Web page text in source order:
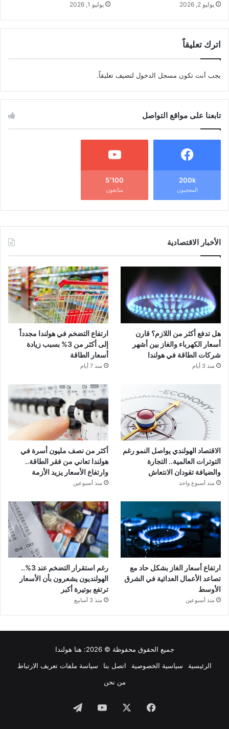
يوليو 2, 2026 يوليو 1, 2026
اترك تعليقاً
يجب أنت تكون مسجل الدخول لتضيف تعليقاً.
تابعنا على مواقع التواصل
200k
المعجبون
5٬100
متابعون
الأخبار الاقتصادية
هل تدفع أكثر من اللازم؟ قارن
أسعار الكهرباء والغاز بين أشهر
شركات الطاقة في هولندا
منذ 3 أيام
ارتفاع التضخم في هولندا مجدداً
إلى أكثر من 3% بسبب زيادة
أسعار الطاقة
منذ 7 أيام
الاقتصاد الهولندي يواصل النمو رغم
التوترات العالمية.. التجارة
والضيافة تقودان الانتعاش
منذ أسبوع واحد
أكثر من نصف مليون أسرة في
هولندا تعاني من فقر الطاقة..
وارتفاع الأسعار يزيد الأزمة
منذ أسبوعين
ارتفاع أسعار الغاز بشكل حاد مع
تصاعد الأعمال العدائية في الشرق
الأوسط
منذ أسبوعين
رغم استقرار التضخم عند 3%..
الهولنديون يشعرون بأن الأسعار
ترتفع بوتيرة أكبر
منذ 3 أسابيع
جميع الحقوق محفوظة © 2026:
هنا هولندا
الرئيسية
سياسية الخصوصية اتصل بنا
سياسة ملفات تعريف الارتباط
من نحن
فيسبوك ‫YouTubeتيلقرام